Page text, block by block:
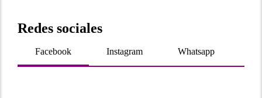
Redes sociales
Facebook Instagram Whatsapp